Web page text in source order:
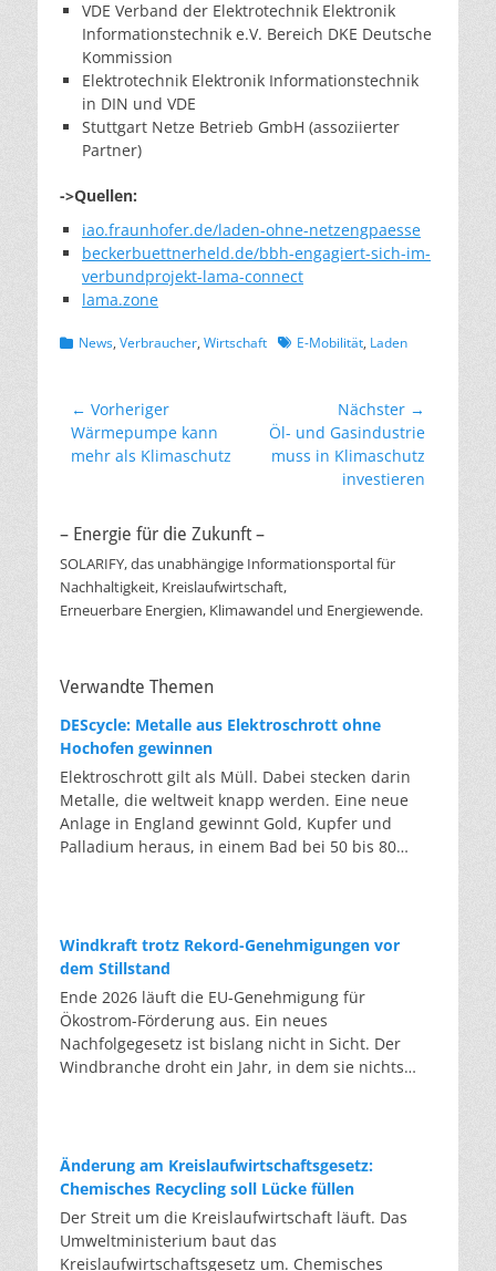
VDE Verband der Elektrotechnik Elektronik
Informationstechnik e.V. Bereich DKE Deutsche
Kommission
Elektrotechnik Elektronik Informationstechnik
in DIN und VDE
Stuttgart Netze Betrieb GmbH (assoziierter
Partner)
->Quellen:
iao.fraunhofer.de/laden-ohne-netzengpaesse
beckerbuettnerheld.de/bbh-engagiert-sich-im-
verbundprojekt-lama-connect
lama.zone
Kategorien
News, Verbraucher, Wirtschaft Schlagworte
E-Mobilität, Laden
Beitragsnavigation
← Vorheriger
Vorheriger
Beitrag:
Wärmepumpe kann
mehr als Klimaschutz
Nächster →
Nächster
Beitrag:
Öl- und Gasindustrie
muss in Klimaschutz
investieren
– Energie für die Zukunft –
SOLARIFY, das unabhängige Informationsportal für
Nachhaltigkeit, Kreislaufwirtschaft,
Erneuerbare Energien, Klimawandel und Energiewende.
Verwandte Themen
DEScycle: Metalle aus Elektroschrott ohne
Hochofen gewinnen
Elektroschrott gilt als Müll. Dabei stecken darin
Metalle, die weltweit knapp werden. Eine neue
Anlage in England gewinnt Gold, Kupfer und
Palladium heraus, in einem Bad bei 50 bis 80
tausend Grad ein. Energieintensiv und nur im
industriellen Großmaßstab möglich. Das Londoner
Start-up DEScycle hat im englischen Teesside eine
Demonstrationsanlage eröffnet, die ohne diese
Hitze auskommt: Ein chemisches Bad löst die
Metalle bei 50 bis 80 Grad heraus, statt sie
einzuschmelzen. Das Verfahren heißt Iono-
Platine Elektronen und macht sie dadurch löslich.
Unterschiedliche Lösungsmittel-Rezepturen holen
gezielt einzelne Metalle heraus. Zuerst Kupfer,
Silber und Palladium, danach separat das Gold.
Das Plastik der Platinen bleibt dabei
Windkraft trotz Rekord-Genehmigungen vor
dem Stillstand
Ende 2026 läuft die EU-Genehmigung für
Ökostrom-Förderung aus. Ein neues
Nachfolgegesetz ist bislang nicht in Sicht. Der
Windbranche droht ein Jahr, in dem sie nichts
die Verfahren laufen heute deutlich schneller. Die
Halbjahresbilanz der Branche bestätigt dieses
Muster: So viele Windräder wie nie zuvor wurden
genehmigt, doch im ersten Halbjahr gingen netto
nur rund zwei Gigawatt ans Netz. Der Bestand
Änderung am Kreislaufwirtschaftsgesetz:
Chemisches Recycling soll Lücke füllen
Der Streit um die Kreislaufwirtschaft läuft. Das
Umweltministerium baut das
Kreislaufwirtschaftsgesetz um. Chemisches